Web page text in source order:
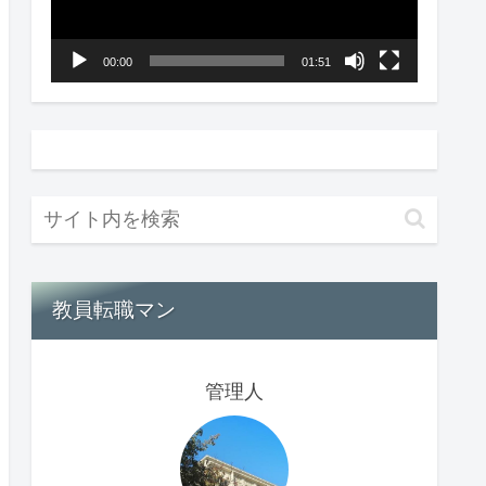
ヤ
ー
00:00 01:51
教員転職マン
管理人